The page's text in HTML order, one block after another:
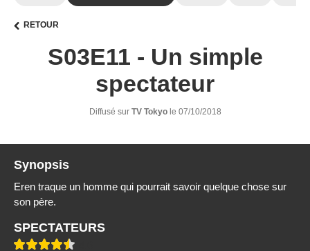
RETOUR
S03E11 - Un simple
spectateur
Diffusé sur TV Tokyole 07/10/2018
Synopsis
Eren traque un homme qui pourrait savoir quelque chose sur
son père.
SPECTATEURS